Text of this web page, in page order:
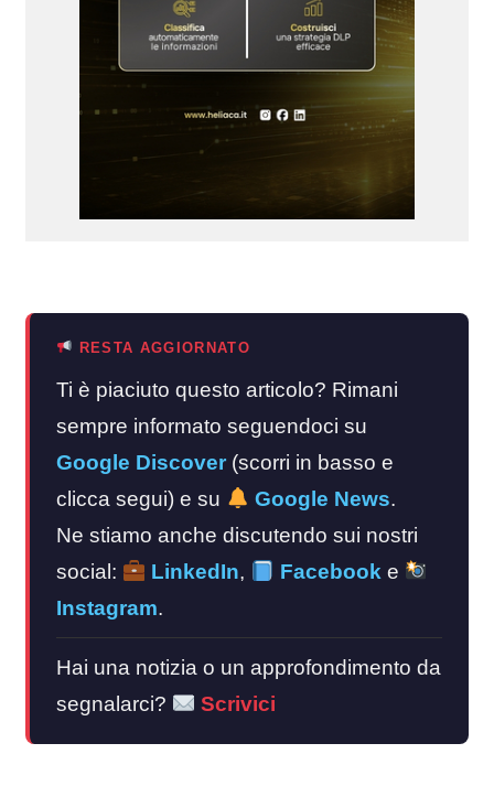
RESTA AGGIORNATO
Ti è piaciuto questo articolo? Rimani
sempre informato seguendoci su
Google Discover (scorri in basso e
clicca segui) e su
Google News.
Ne stiamo anche discutendo sui nostri
social:
LinkedIn, Facebook e
Instagram.
Hai una notizia o un approfondimento da
segnalarci?
Scrivici